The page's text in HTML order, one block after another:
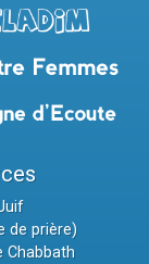
de prière)
Chabbath